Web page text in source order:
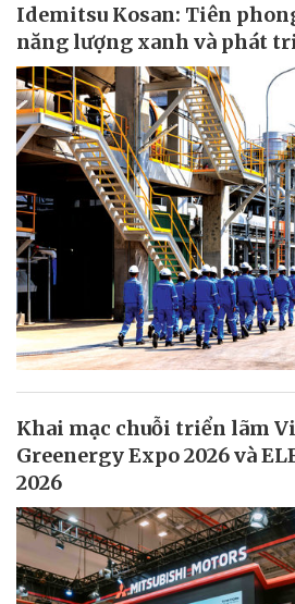
Idemitsu Kosan: Tiên
năng lượng xanh và phát
Khai mạc chuỗi triển lãm
Greenergy Expo 2026 và
2026